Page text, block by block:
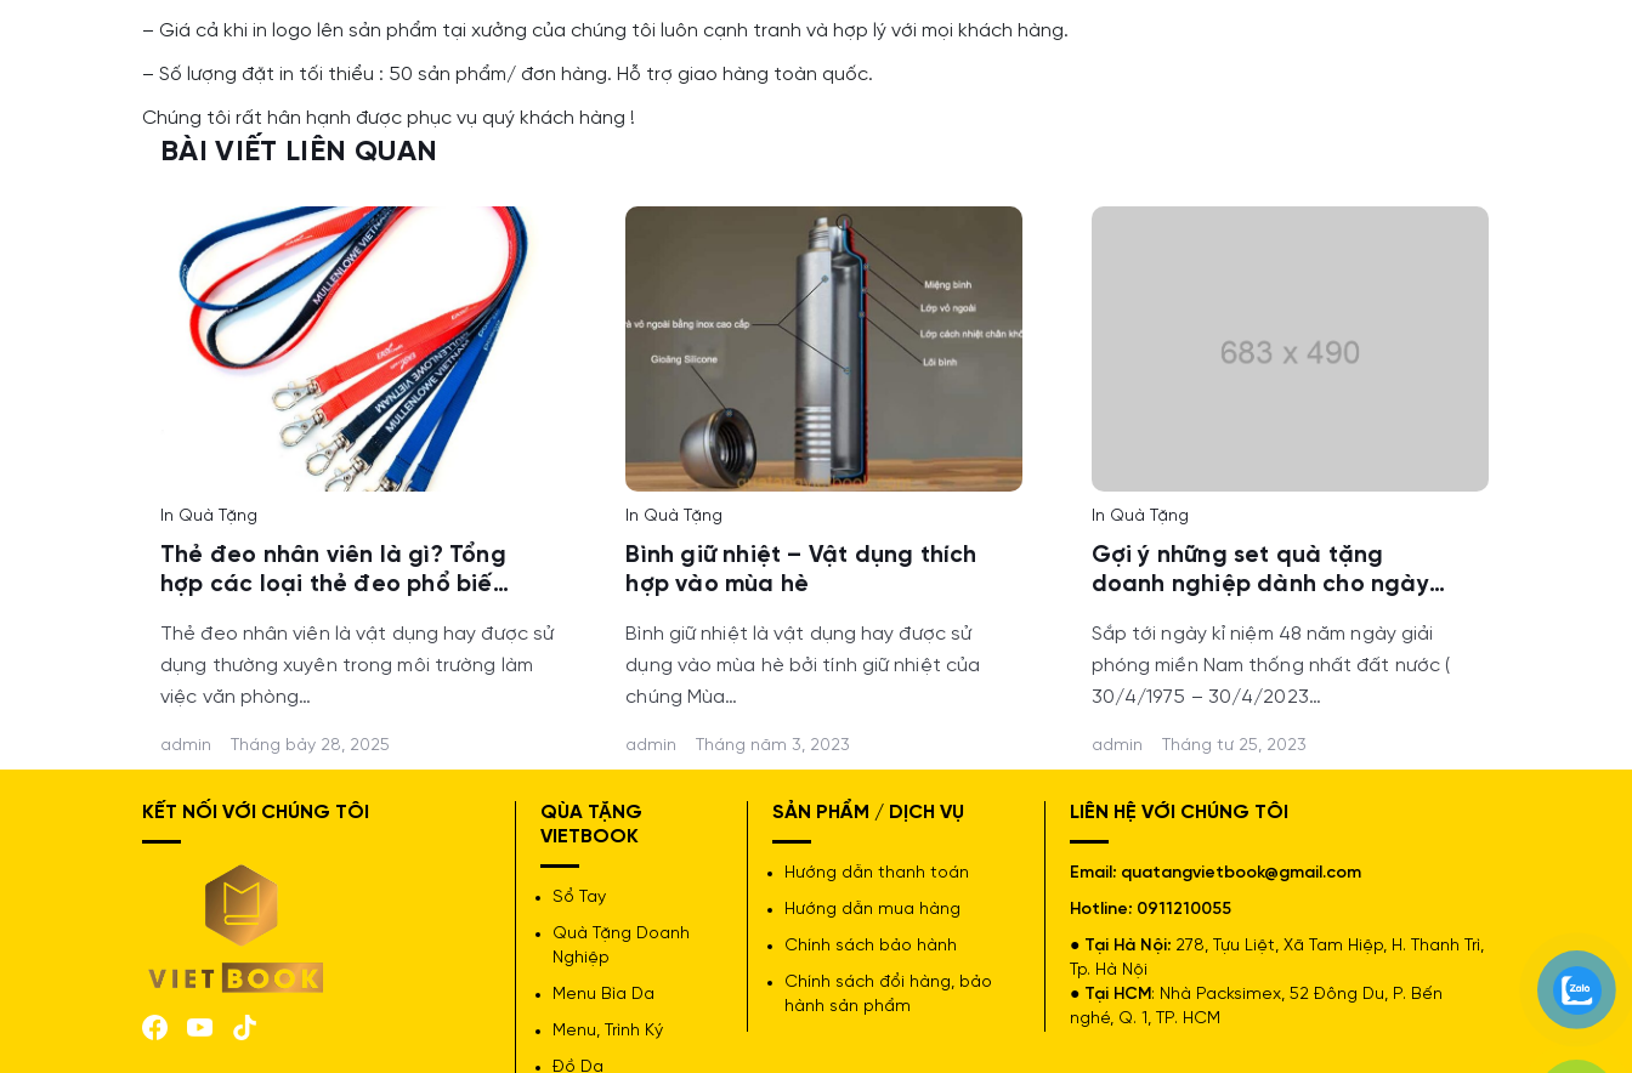
– Giá cả khi in logo lên sản phẩm tại xưởng của chúng tôi luôn cạnh tranh và hợp lý với mọi khách hàng.
– Số lượng đặt in tối thiểu : 50 sản phẩm/ đơn hàng. Hỗ trợ giao hàng toàn quốc.
Chúng tôi rất hân hạnh được phục vụ quý khách hàng !
BÀI VIẾT LIÊN QUAN
In Quà Tặng
Thẻ đeo nhân viên là gì? Tổng
hợp các loại thẻ đeo phổ biến
Thẻ đeo nhân viên là vật dụng hay được sử
dụng thường xuyên trong môi trường làm
việc văn phòng…
admin Tháng bảy 28, 2025
In Quà Tặng
Bình giữ nhiệt – Vật dụng thích
hợp vào mùa hè
Bình giữ nhiệt là vật dụng hay được sử
dụng vào mùa hè bởi tính giữ nhiệt của
chúng Mùa…
admin Tháng năm 3, 2023
In Quà Tặng
Gợi ý những set quà tặng
doanh nghiệp dành cho ngày
Sắp tới ngày kỉ niệm 48 năm ngày giải
phóng miền Nam thống nhất đất nước (
30/4/1975 – 30/4/2023…
admin Tháng tư 25, 2023
KẾT NỐI VỚI CHÚNG TÔI
QÙA TẶNG
VIETBOOK
Sổ Tay
Quà Tặng Doanh
Nghiệp
Menu Bìa Da
Menu, Trình Ký
Đồ Da
SẢN PHẨM / DỊCH VỤ
Hướng dẫn thanh toán
Hướng dẫn mua hàng
Chính sách bảo hành
Chính sách đổi hàng, bảo
hành sản phẩm
LIÊN HỆ VỚI CHÚNG TÔI
Email: quatangvietbook@gmail.com
Hotline: 0911210055
● Tại Hà Nội:278, Tựu Liệt, Xã Tam Hiệp, H. Thanh Trì,
Tp. Hà Nội
● Tại HCM : Nhà Packsimex, 52 Đông Du, P. Bến
nghé, Q. 1, TP. HCM